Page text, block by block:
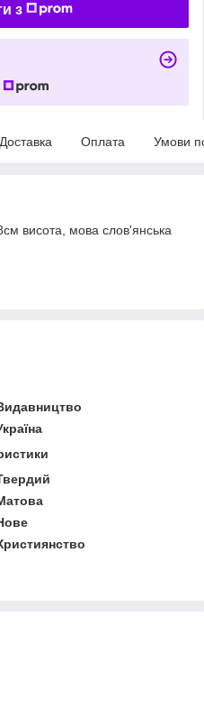
з
Доставка Оплата Умови
висота, мова слов'янська